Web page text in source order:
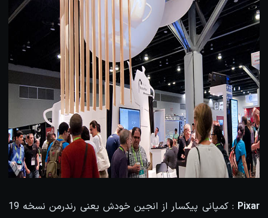
Pixar
: کمپانی پیکسار از انجین خودش یعنی رندرمن نسخه 19